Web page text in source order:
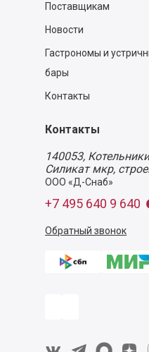
Поставщикам
Новости
Гастрономы и
бары
Контакты
Контакты
140053,
Силикат мкр,
ООО «Д-Снаб»
+7 495 640 9 640
Обратный звонок